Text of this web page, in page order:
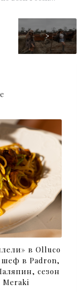
>
в Olluco
в Padron,
сезон
Meraki